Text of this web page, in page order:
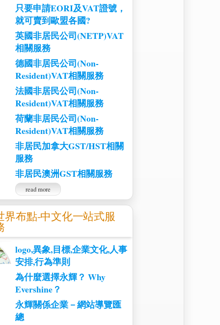
只要申請EORI及VAT證號，
就可賣到歐盟各國?
英國非居民公司(NETP)VAT
相關服務
德國非居民公司(Non-
Resident)VAT相關服務
法國非居民公司(Non-
Resident)VAT相關服務
荷蘭非居民公司(Non-
Resident)VAT相關服務
非居民加拿大GST/HST相關
服務
非居民澳洲GST相關服務
read more
界布點-中文化一站式服
logo,異象,目標,企業文化,人事
安排,行為準則
為什麼選擇永輝？ Why
Evershine？
永輝關係企業－網站導覽匯
總